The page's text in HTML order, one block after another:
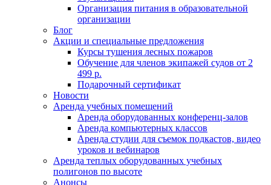
Организация питания в образовательной
организации
Блог
Акции и специальные предложения
Курсы тушения лесных пожаров
Обучение для членов экипажей судов от 2
499 р.
Подарочный сертификат
Новости
Аренда учебных помещений
Аренда оборудованных конференц-залов
Аренда компьютерных классов
Аренда студии для съемок подкастов, видео
уроков и вебинаров
Аренда теплых оборудованных учебных
полигонов по высоте
Анонсы